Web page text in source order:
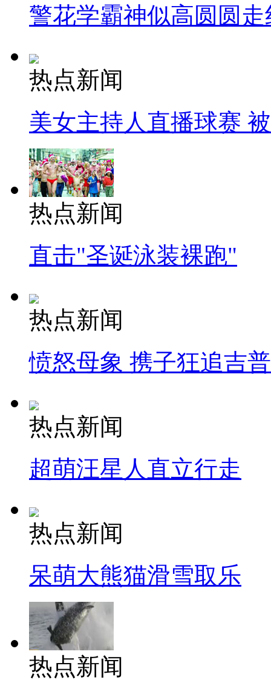
警花学霸神似高圆圆走
热点新闻
美女主持人直播球赛
热点新闻
直击"圣诞泳装裸跑"
热点新闻
愤怒母象 携子狂追吉
热点新闻
超萌汪星人直立行走
热点新闻
呆萌大熊猫滑雪取乐
热点新闻